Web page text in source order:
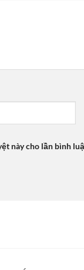
này cho lần bình